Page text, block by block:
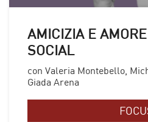
AMICIZIA E
SOCIAL
con Valeria Montebello,
Giada Arena